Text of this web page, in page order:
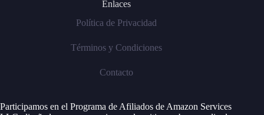
Enlaces
Política de Privacidad
Términos y Condiciones
Contacto
Participamos en el Programa de Afiliados de Amazon Services